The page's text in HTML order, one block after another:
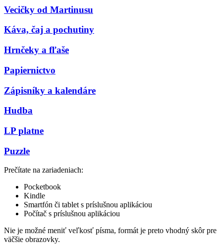
Vecičky od Martinusu
Káva, čaj a pochutiny
Hrnčeky a fľaše
Papiernictvo
Zápisníky a kalendáre
Hudba
LP platne
Puzzle
Prečítate na zariadeniach:
Pocketbook
Kindle
Smartfón či tablet s príslušnou aplikáciou
Počítač s príslušnou aplikáciou
Nie je možné meniť veľkosť písma, formát je preto vhodný skôr pre
väčšie obrazovky.